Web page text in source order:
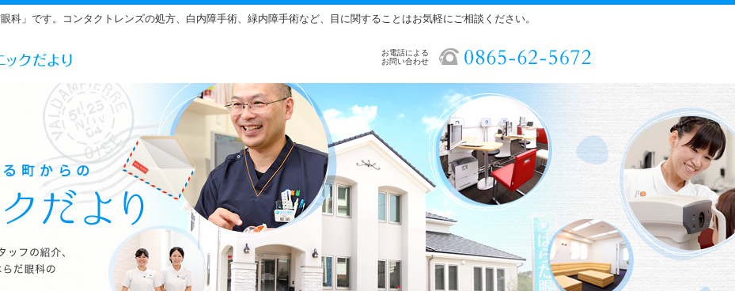
科」です。コンタクトレンズの処方、白内障手術、緑内障手術など、目に関することはお気軽にご相談ください。
お電話による
お問い合わせ